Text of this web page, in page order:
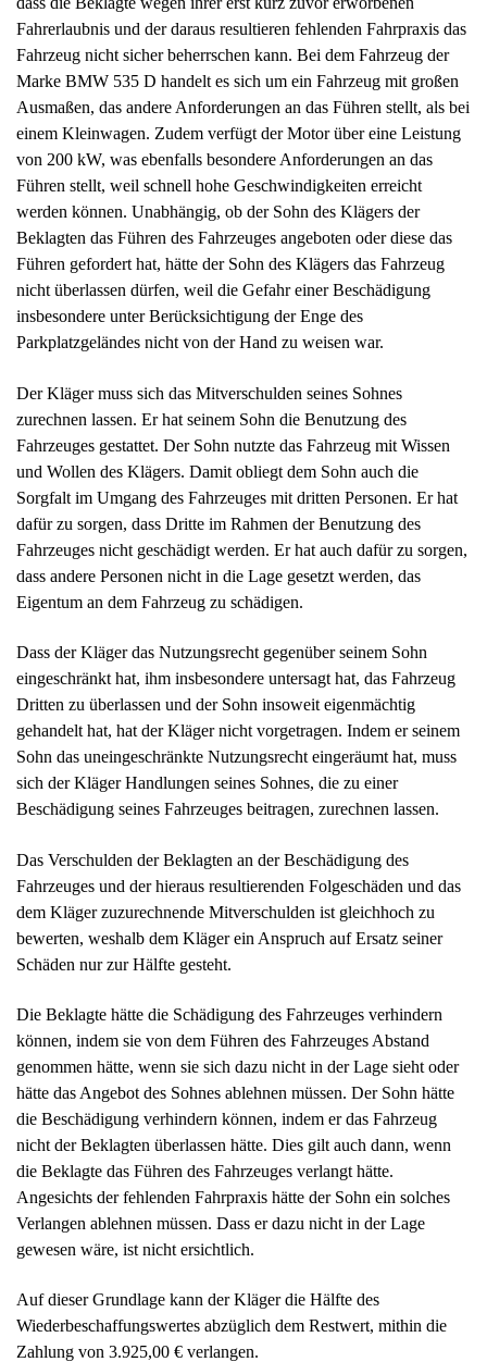
Fahrerlaubnis und der daraus resultieren fehlenden Fahrpraxis das
Fahrzeug nicht sicher beherrschen kann. Bei dem Fahrzeug der
Marke BMW 535 D handelt es sich um ein Fahrzeug mit großen
Ausmaßen, das andere Anforderungen an das Führen stellt, als bei
einem Kleinwagen. Zudem verfügt der Motor über eine Leistung
von 200 kW, was ebenfalls besondere Anforderungen an das
Führen stellt, weil schnell hohe Geschwindigkeiten erreicht
werden können. Unabhängig, ob der Sohn des Klägers der
Beklagten das Führen des Fahrzeuges angeboten oder diese das
Führen gefordert hat, hätte der Sohn des Klägers das Fahrzeug
nicht überlassen dürfen, weil die Gefahr einer Beschädigung
insbesondere unter Berücksichtigung der Enge des
Parkplatzgeländes nicht von der Hand zu weisen war.
Der Kläger muss sich das Mitverschulden seines Sohnes
zurechnen lassen. Er hat seinem Sohn die Benutzung des
Fahrzeuges gestattet. Der Sohn nutzte das Fahrzeug mit Wissen
und Wollen des Klägers. Damit obliegt dem Sohn auch die
Sorgfalt im Umgang des Fahrzeuges mit dritten Personen. Er hat
dafür zu sorgen, dass Dritte im Rahmen der Benutzung des
Fahrzeuges nicht geschädigt werden. Er hat auch dafür zu sorgen,
dass andere Personen nicht in die Lage gesetzt werden, das
Eigentum an dem Fahrzeug zu schädigen.
Dass der Kläger das Nutzungsrecht gegenüber seinem Sohn
eingeschränkt hat, ihm insbesondere untersagt hat, das Fahrzeug
Dritten zu überlassen und der Sohn insoweit eigenmächtig
gehandelt hat, hat der Kläger nicht vorgetragen. Indem er seinem
Sohn das uneingeschränkte Nutzungsrecht eingeräumt hat, muss
sich der Kläger Handlungen seines Sohnes, die zu einer
Beschädigung seines Fahrzeuges beitragen, zurechnen lassen.
Das Verschulden der Beklagten an der Beschädigung des
Fahrzeuges und der hieraus resultierenden Folgeschäden und das
dem Kläger zuzurechnende Mitverschulden ist gleichhoch zu
bewerten, weshalb dem Kläger ein Anspruch auf Ersatz seiner
Schäden nur zur Hälfte gesteht.
Die Beklagte hätte die Schädigung des Fahrzeuges verhindern
können, indem sie von dem Führen des Fahrzeuges Abstand
genommen hätte, wenn sie sich dazu nicht in der Lage sieht oder
hätte das Angebot des Sohnes ablehnen müssen. Der Sohn hätte
die Beschädigung verhindern können, indem er das Fahrzeug
nicht der Beklagten überlassen hätte. Dies gilt auch dann, wenn
die Beklagte das Führen des Fahrzeuges verlangt hätte.
Angesichts der fehlenden Fahrpraxis hätte der Sohn ein solches
Verlangen ablehnen müssen. Dass er dazu nicht in der Lage
gewesen wäre, ist nicht ersichtlich.
Auf dieser Grundlage kann der Kläger die Hälfte des
Wiederbeschaffungswertes abzüglich dem Restwert, mithin die
Zahlung von 3.925,00 € verlangen.